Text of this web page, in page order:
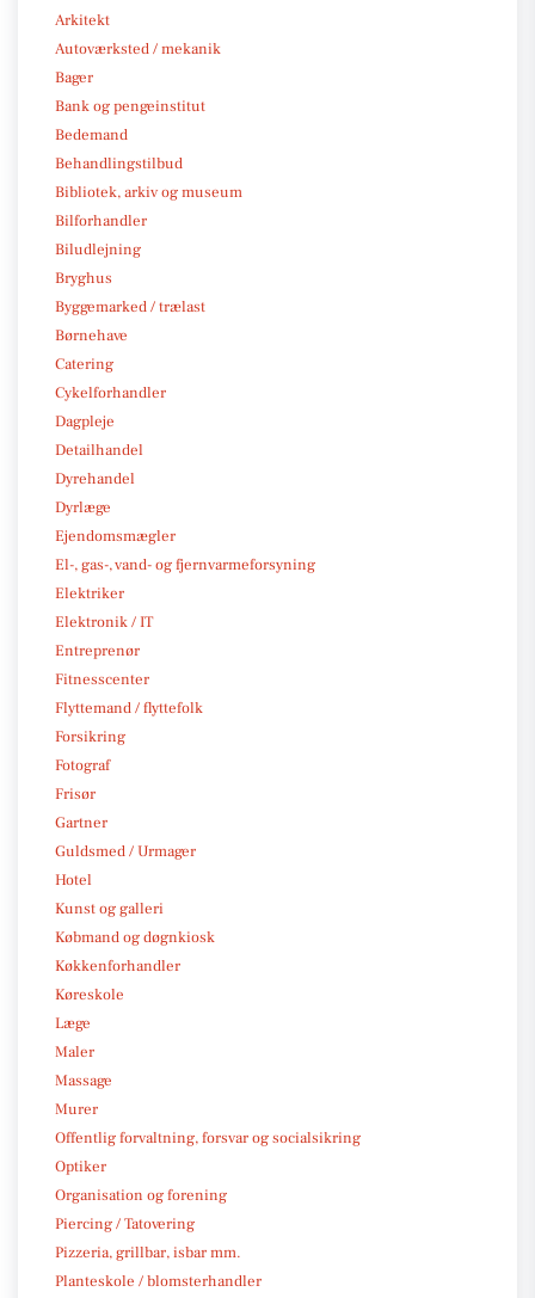
Arkitekt
Autoværksted / mekanik
Bager
Bank og pengeinstitut
Bedemand
Behandlingstilbud
Bibliotek, arkiv og museum
Bilforhandler
Biludlejning
Bryghus
Byggemarked / trælast
Børnehave
Catering
Cykelforhandler
Dagpleje
Detailhandel
Dyrehandel
Dyrlæge
Ejendomsmægler
El-, gas-, vand- og fjernvarmeforsyning
Elektriker
Elektronik / IT
Entreprenør
Fitnesscenter
Flyttemand / flyttefolk
Forsikring
Fotograf
Frisør
Gartner
Guldsmed / Urmager
Hotel
Kunst og galleri
Købmand og døgnkiosk
Køkkenforhandler
Køreskole
Læge
Maler
Massage
Murer
Offentlig forvaltning, forsvar og socialsikring
Optiker
Organisation og forening
Piercing / Tatovering
Pizzeria, grillbar, isbar mm.
Planteskole / blomsterhandler